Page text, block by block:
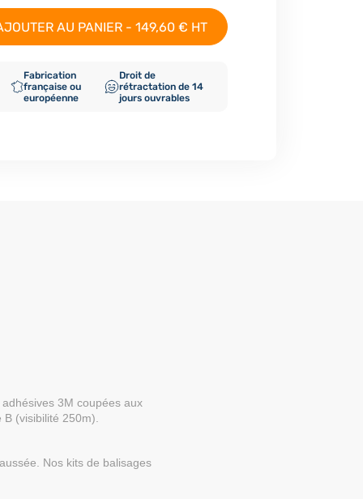
AU PANIER - 149,60 € HT
Fabrication
française ou
européenne
Droit de
rétractation de 14
jours ouvrables
3M coupées aux
(visibilité 250m).
Nos kits de balisages